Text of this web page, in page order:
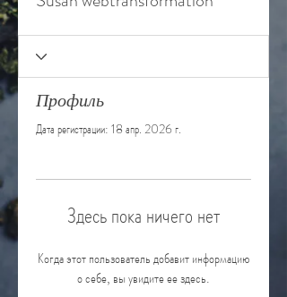
Профиль
Дата регистрации: 18 апр. 2026 г.
Здесь пока ничего нет
Когда этот пользователь добавит информацию
о себе, вы увидите ее здесь.